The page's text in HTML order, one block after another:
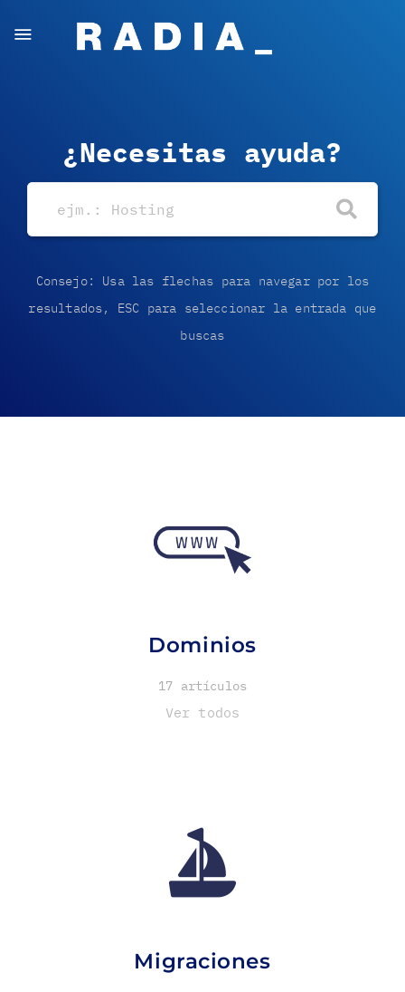
¿Necesitas ayuda?
Consejo: Usa las flechas para navegar por los
resultados, ESC para seleccionar la entrada que
buscas
Dominios
17 artículos
Ver todos
Migraciones